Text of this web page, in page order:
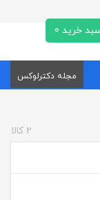
خرید 0
مجله دکترلوکس
2 کالا